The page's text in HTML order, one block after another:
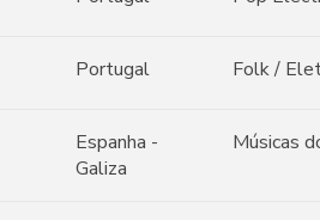
Portugal Folk /
Espanha -
Galiza
Músicas